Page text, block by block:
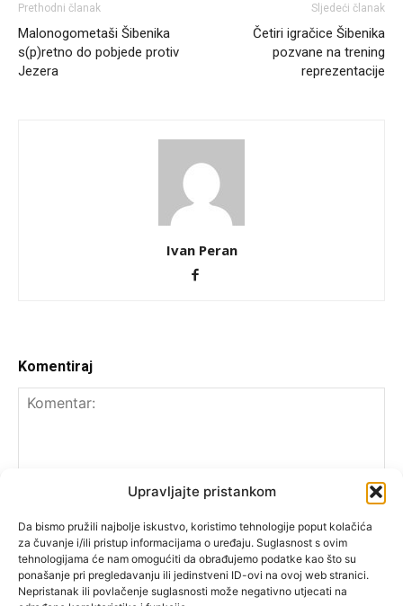
Upravljajte pristankom
Da bismo pružili najbolje iskustvo, koristimo tehnologije poput kolačića
za čuvanje i/ili pristup informacijama o uređaju. Suglasnost s ovim
tehnologijama će nam omogućiti da obrađujemo podatke kao što su
ponašanje pri pregledavanju ili jedinstveni ID-ovi na ovoj web stranici.
Nepristanak ili povlačenje suglasnosti može negativno utjecati na
Prethodni članak
Malonogometaši Šibenika
s(p)retno do pobjede protiv
Jezera
Sljedeći članak
Četiri igračice Šibenika
pozvane na trening
reprezentacije
Ivan Peran
Komentiraj